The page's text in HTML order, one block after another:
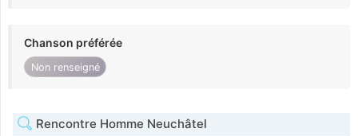
Chanson préférée
Non renseigné
Rencontre Homme Neuchâtel